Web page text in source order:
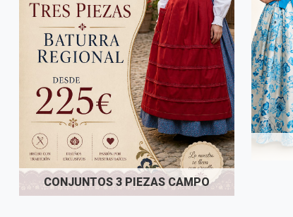
CONJUNTOS 3 PIEZAS CAMPO